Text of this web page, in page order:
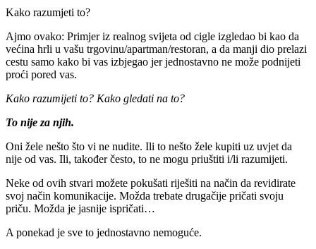
Kako razumjeti to?
Ajmo ovako: Primjer iz realnog svijeta od cigle izgledao bi kao da
većina hrli u vašu trgovinu/apartman/restoran, a da manji dio prelazi
cestu samo kako bi vas izbjegao jer jednostavno ne može podnijeti
proći pored vas.
Kako razumijeti to? Kako gledati na to?
To nije za njih.
Oni žele nešto što vi ne nudite. Ili to nešto žele kupiti uz uvjet da
nije od vas. Ili, također često, to ne mogu priuštiti i/li razumijeti.
Neke od ovih stvari možete pokušati riješiti na način da revidirate
svoj način komunikacije. Možda trebate drugačije pričati svoju
priču. Možda je jasnije ispričati…
A ponekad je sve to jednostavno nemoguće.